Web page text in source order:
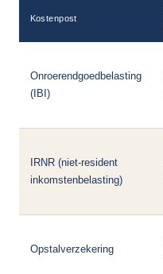
Kostenpost
Onroerendgoedbelasting
(IBI)
IRNR (niet-resident
inkomstenbelasting)
Opstalverzekering